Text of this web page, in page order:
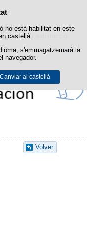
facilitar la navegació i
d'ús i satisfacció.
"Cookies" del nostreavís
no està habilitat en este
castellà.
s'emmagatzemarà la
navegador.
Canviar al castellà
contingut
Volver